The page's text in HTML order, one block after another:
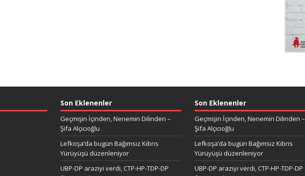
Son Eklenenler
Geçmişin İçinden, Nenemin Dilinden –
Şifa Alçıcıoğlu
Lefkoşa’da bugün Bağımsız Kıbrıs
Yürüyüşü düzenleniyor
UBP-DP araziyi verdi, CTP-HP-TDP-DP
Son Eklenenler
Geçmişin İçinden, Nenemin Dilinden –
Şifa Alçıcıoğlu
Lefkoşa’da bugün Bağımsız Kıbrıs
Yürüyüşü düzenleniyor
UBP-DP araziyi verdi, CTP-HP-TDP-DP